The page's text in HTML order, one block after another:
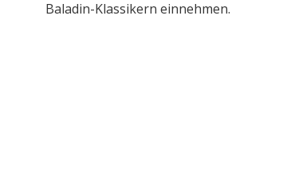
Baladin-Klassikern einnehmen.